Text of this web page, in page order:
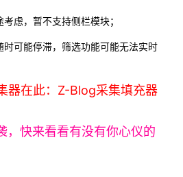
虑，暂不支持侧栏模块；
时可能停滞，筛选功能可能无法实时
器在此：Z-Blog采集填充器
，快来看看有没有你心仪的